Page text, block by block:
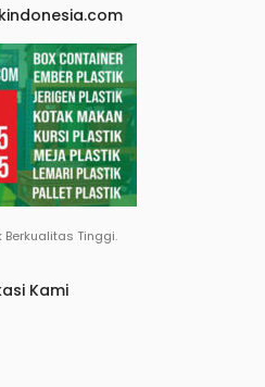
Berkualitas Tinggi.
Kami